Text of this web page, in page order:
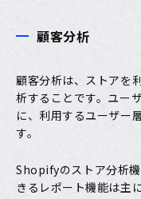
顧客分析
顧客分析は、ストアを
析することです。ユー
に、利用するユーザー
す。
Shopifyのストア分析
きるレポート機能は主